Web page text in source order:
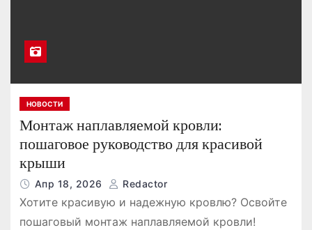
НОВОСТИ
Монтаж наплавляемой кровли:
пошаговое руководство для красивой
крыши
Апр 18, 2026 Redactor
Хотите красивую и надежную кровлю? Освойте
пошаговый монтаж наплавляемой кровли!